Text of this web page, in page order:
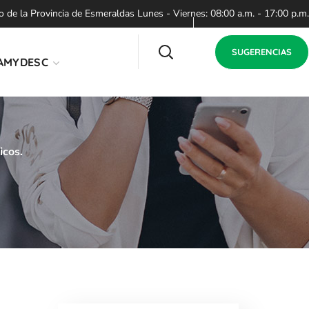
la Provincia de Esmeraldas Lunes - Viernes: 08:00 a.m. - 17:00 p.m.
SUGERENCIAS